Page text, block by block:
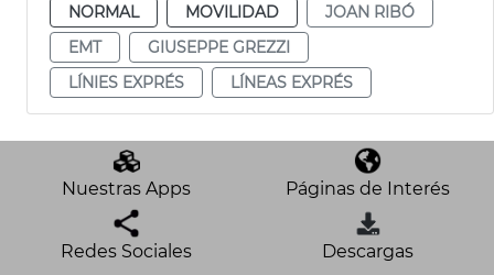
NORMAL
MOVILIDAD
JOAN RIBÓ
EMT
GIUSEPPE GREZZI
LÍNIES EXPRÉS
LÍNEAS EXPRÉS
Nuestras Apps Páginas de Interés
Redes Sociales Descargas